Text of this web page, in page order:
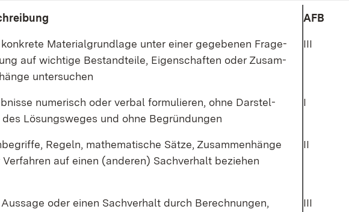
AFB
kon­kre­te Ma­te­ri­al­grund­la­ge un­ter ei­ner ge­ge­be­nen Fra­ge­
auf wich­ti­ge Be­stand­tei­le, Ei­gen­schaf­ten oder Zu­sam­
un­ter­su­chen
III
nu­me­risch oder ver­bal for­mu­lie­ren, oh­ne Dar­stel­
Lö­sungs­we­ges und oh­ne Be­grün­dun­gen
I
Re­geln, ma­the­ma­ti­sche Sät­ze, Zu­sam­men­hän­ge
Ver­fah­ren auf ei­nen (an­de­ren) Sach­ver­halt be­zie­hen
II
oder ei­nen Sach­ver­halt durch Be­rech­nun­gen,
III